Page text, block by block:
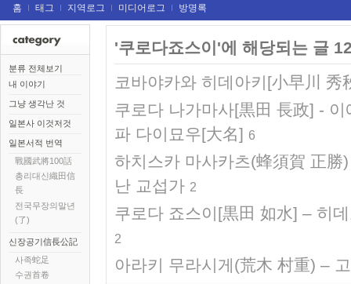
홈 태그 지역로그 미디어로그 방명록
분류 전체보기
내 이야기
그냥 생각난 것
일본사 이것저것
일본서적 번역
戰國武將100話
총리대신織田信
長
전국무장의말년
(了)
신장공기信長公記
사족蛇足
수권首卷
'쿠로다죠스이'에 해당되는 글
코바야카와 히데아키[小早川
쿠로다 나가마사[黒田 長政] -
파 다이묘우[大名] 6
하치스카 마사카츠(蜂須賀 正
난 교섭가 2
쿠로다 죠스이[黒田 如水] – 히
2
아라키 무라시게(荒木 村重) –